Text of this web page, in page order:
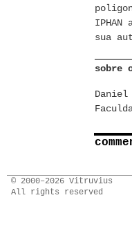
sua
sobre
© 2000–2026 Vitruvius
All rights reserved